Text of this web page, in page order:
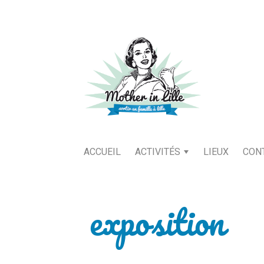
ACCUEIL ACTIVITÉS LIEUX
exposition